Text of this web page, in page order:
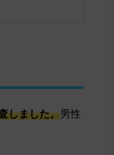
しました。男性